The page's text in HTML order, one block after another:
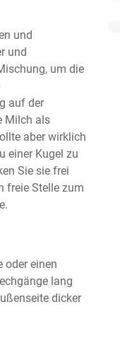
und
und
um die
auf der
Milch als
aber wirklich
einer Kugel zu
Sie sie frei
freie Stelle zum
oder einen
lang
dicker